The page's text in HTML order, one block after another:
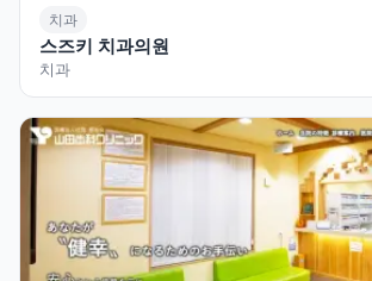
치과
스즈키 치과의원
치과